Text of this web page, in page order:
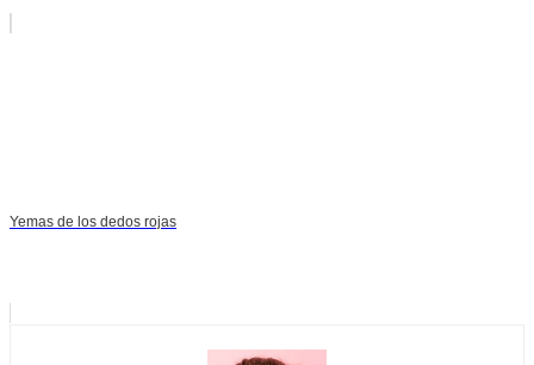
Yemas de los dedos rojas